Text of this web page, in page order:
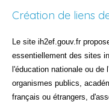
Création de liens
Le site ih2ef.gouv.fr
essentiellement des sites
l'éducation nationale ou de
organismes publics,
français ou étrangers,